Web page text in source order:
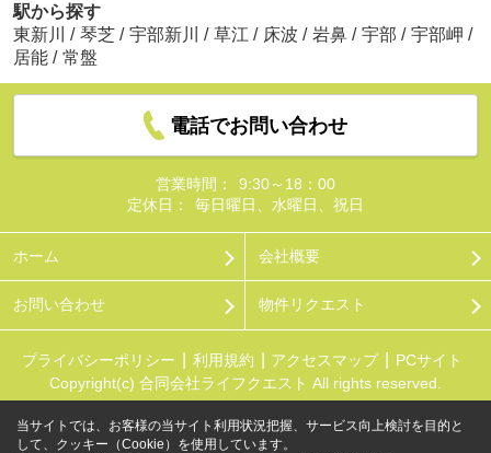
駅から探す
東新川
/ 琴芝 / 宇部新川 / 草江 / 床波 / 岩鼻 / 宇部 / 宇部岬 /
居能 / 常盤
電話でお問い合わせ
営業時間：
9:30～18：00
定休日：
毎日曜日、水曜日、祝日
ホーム 会社概要
お問い合わせ 物件リクエスト
プライバシーポリシー 利用規約 アクセスマップ
PCサイト
Copyright(c) 合同会社ライフクエスト All rights reserved.
当サイトでは、お客様の当サイト利用状況把握、サービス向上検討を目的と
して、クッキー（Cookie）を使用しています。